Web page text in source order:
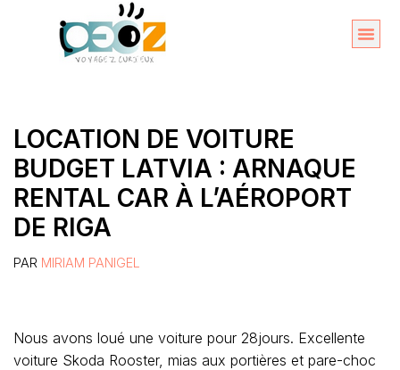
LOCATION DE VOITURE
BUDGET LATVIA : ARNAQUE
RENTAL CAR À L’AÉROPORT
DE RIGA
PAR MIRIAM PANIGEL
Nous avons loué une voiture pour 28jours. Excellente
voiture Skoda Rooster, mias aux portières et pare-choc